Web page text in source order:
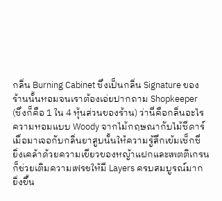
กลิ่น Burning Cabinet ซึ่งเป็นกลิ่น Signature ของ
ร้านนั้นหอมจนเราต้องเอ่ยปากถาม Shopkeeper
(ซึ่งก็คือ 1 ใน 4 หุ้นส่วนของร้าน) ว่านี่คือกลิ่นอะไร
ความหอมแบบ Woody จากไม้กฤษณากับไม้ซีดาร์
เมื่อมาเจอกับกลิ่นยาสูบนั้นให้ความรู้สึกเข้มเซ็กซี่
ยิ่งเคล้าด้วยความเขียวของหญ้าแฝกและเพตติเกรน
ก็ช่วยเติมความเฟรชให้มี Layers ครบสมบูรณ์มาก
ยิ่งขึ้น